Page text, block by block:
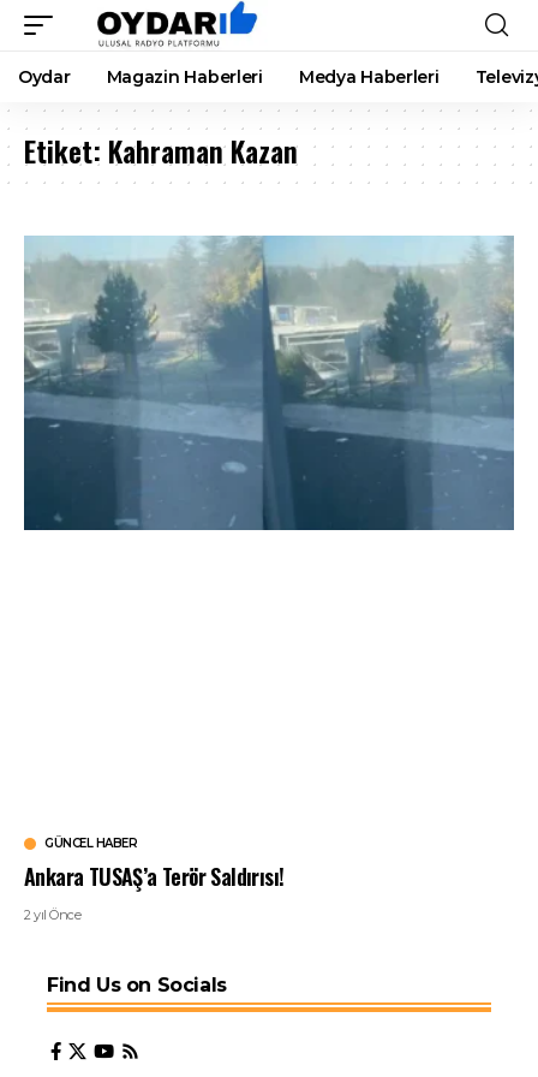
Oydar Magazin Haberleri Medya Haberleri
Etiket: Kahraman Kazan
GÜNCEL HABER
Ankara TUSAŞ’a Terör Saldırısı!
2 yıl Önce
Find Us on Socials